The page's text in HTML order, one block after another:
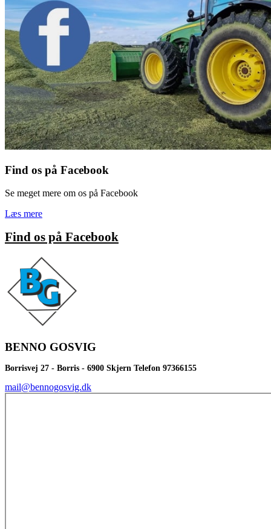
Find os på Facebook
Se meget mere om os på Facebook
Læs mere
Find os på Facebook
BENNO GOSVIG
Borrisvej 27 - Borris - 6900 Skjern Telefon 97366155
mail@bennogosvig.dk